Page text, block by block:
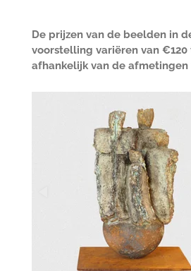
De prijzen van de beelden in
voorstelling variëren van €120
afhankelijk van de afmetingen